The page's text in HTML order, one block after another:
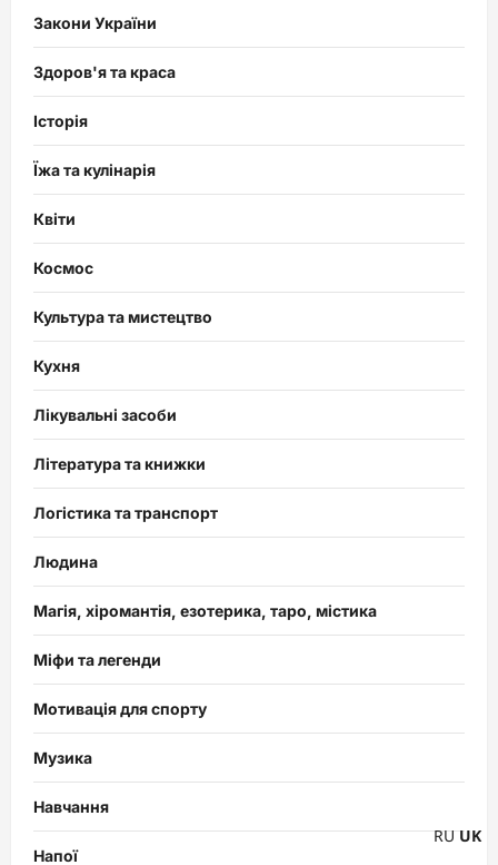
Закони України
Здоров'я та краса
Історія
Їжа та кулінарія
Квіти
Космос
Культура та мистецтво
Кухня
Лікувальні засоби
Література та книжки
Логістика та транспорт
Людина
Магія, хіромантія, езотерика, таро, містика
Міфи та легенди
Мотивація для спорту
Музика
Навчання
Напої
RU UK